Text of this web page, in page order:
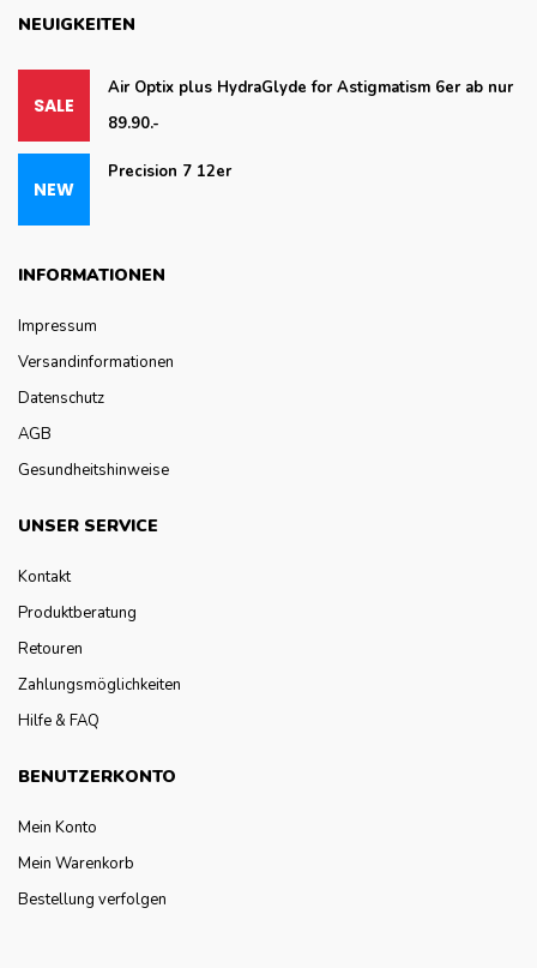
NEUIGKEITEN
Air Optix plus HydraGlyde for Astigmatism 6er ab nur
89.90.-
Precision 7 12er
INFORMATIONEN
Impressum
Versandinformationen
Datenschutz
AGB
Gesundheitshinweise
UNSER SERVICE
Kontakt
Produktberatung
Retouren
Zahlungsmöglichkeiten
Hilfe & FAQ
BENUTZERKONTO
Mein Konto
Mein Warenkorb
Bestellung verfolgen